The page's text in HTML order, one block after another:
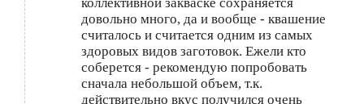
довольно много, да и вообще - квашение
считалось и считается одним из самых
здоровых видов заготовок. Ежели кто
соберется - рекомендую попробовать
сначала небольшой объем, т.к.
действительно вкус получился очень